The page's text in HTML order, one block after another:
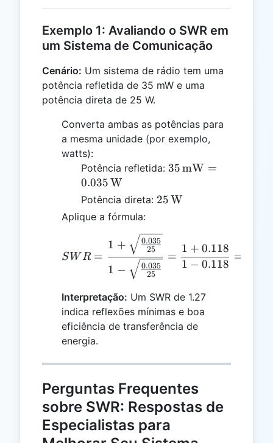
Exemplo 1: Avaliando o SWR em
um Sistema de Comunicação
Cenário: Um sistema de rádio tem uma
potência refletida de 35 mW e uma
potência direta de 25 W.
Converta ambas as potências para
a mesma unidade (por exemplo,
watts):
Potência refletida: 35 \,
= 0.035 \,
35mW =
0.035W
Potência direta: 25 \,
25W
Aplique a fórmula:
SWR = \frac{1 +
SWR =
1 − 25
0.035
1 + 25
0.035
=
1 − 0.118
1 + 0.118
=
Interpretação: Um SWR de 1.27
indica reflexões mínimas e boa
eficiência de transferência de
energia.
Perguntas Frequentes
sobre SWR: Respostas de
Especialistas para